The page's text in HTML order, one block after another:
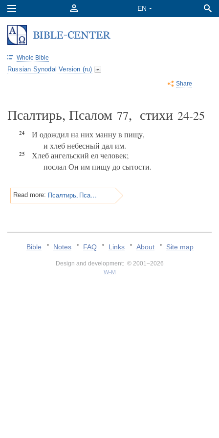
Whole Bible
Russian Synodal Version (ru)
Share
Псалтирь, Псалом 77, стихи 24-25
24
И одождил на них манну в пищу,
и хлеб небесный дал им.
25
Хлеб ангельский ел человек;
послал Он им пищу до сытости.
Read more: Псалтирь, Псалом 77
Bible Notes FAQ Links About Site map
Design and development: © 2001–2026
W-M